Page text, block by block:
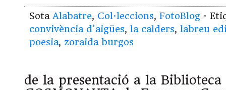
Sota Alabatre, Col·leccions, FotoBlog ·
convivència d'aigües, la calders, labreu
poesia, zoraida burgos
de la presentació a la Biblioteca